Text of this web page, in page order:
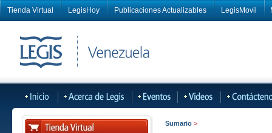
Tienda Virtual LegisHoy Publicaciones Actualizables LegisMovil
Sumario >